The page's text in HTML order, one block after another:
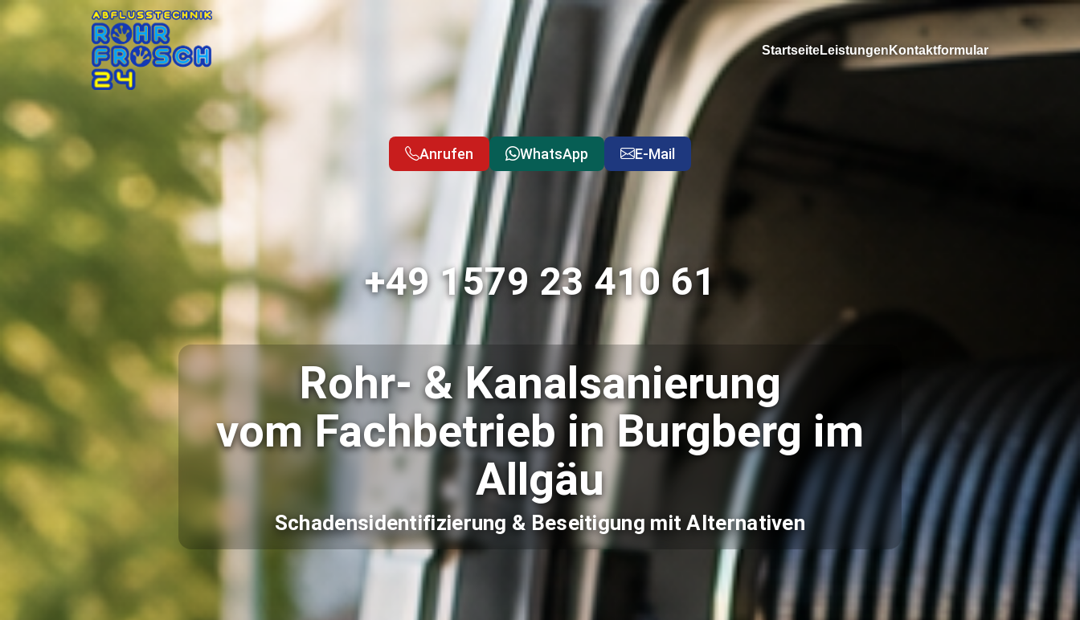
StartseiteLeistungen Kontaktformular
Anrufen WhatsApp E-Mail
+49 1579 23 410 61
Rohr- & Kanalsanierung
vom Fachbetrieb in Burgberg im
Allgäu
Schadensidentifizierung & Beseitigung mit Alternativen